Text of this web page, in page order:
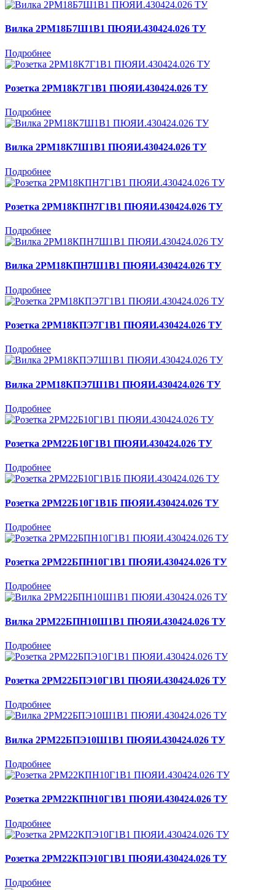
Вилка 2РМ18Б7Ш1В1 ПЮЯИ.430424.026 ТУ
Подробнее
Розетка 2РМ18К7Г1В1 ПЮЯИ.430424.026 ТУ
Подробнее
Вилка 2РМ18К7Ш1В1 ПЮЯИ.430424.026 ТУ
Подробнее
Розетка 2РМ18КПН7Г1В1 ПЮЯИ.430424.026 ТУ
Подробнее
Вилка 2РМ18КПН7Ш1В1 ПЮЯИ.430424.026 ТУ
Подробнее
Розетка 2РМ18КПЭ7Г1В1 ПЮЯИ.430424.026 ТУ
Подробнее
Вилка 2РМ18КПЭ7Ш1В1 ПЮЯИ.430424.026 ТУ
Подробнее
Розетка 2РМ22Б10Г1В1 ПЮЯИ.430424.026 ТУ
Подробнее
Розетка 2РМ22Б10Г1В1Б ПЮЯИ.430424.026 ТУ
Подробнее
Розетка 2РМ22БПН10Г1В1 ПЮЯИ.430424.026 ТУ
Подробнее
Вилка 2РМ22БПН10Ш1В1 ПЮЯИ.430424.026 ТУ
Подробнее
Розетка 2РМ22БПЭ10Г1В1 ПЮЯИ.430424.026 ТУ
Подробнее
Вилка 2РМ22БПЭ10Ш1В1 ПЮЯИ.430424.026 ТУ
Подробнее
Розетка 2РМ22КПН10Г1В1 ПЮЯИ.430424.026 ТУ
Подробнее
Розетка 2РМ22КПЭ10Г1В1 ПЮЯИ.430424.026 ТУ
Подробнее